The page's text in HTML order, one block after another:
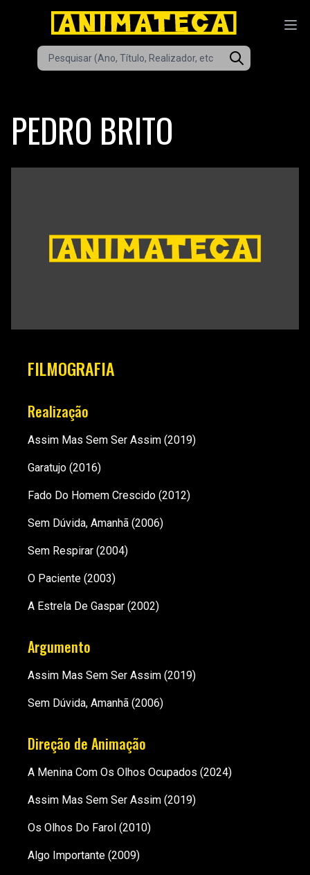
PEDRO BRITO
FILMOGRAFIA
Realização
Assim Mas Sem Ser Assim (2019)
Garatujo (2016)
Fado Do Homem Crescido (2012)
Sem Dúvida, Amanhã (2006)
Sem Respirar (2004)
O Paciente (2003)
A Estrela De Gaspar (2002)
Argumento
Assim Mas Sem Ser Assim (2019)
Sem Dúvida, Amanhã (2006)
Direção de Animação
A Menina Com Os Olhos Ocupados (2024)
Assim Mas Sem Ser Assim (2019)
Os Olhos Do Farol (2010)
Algo Importante (2009)